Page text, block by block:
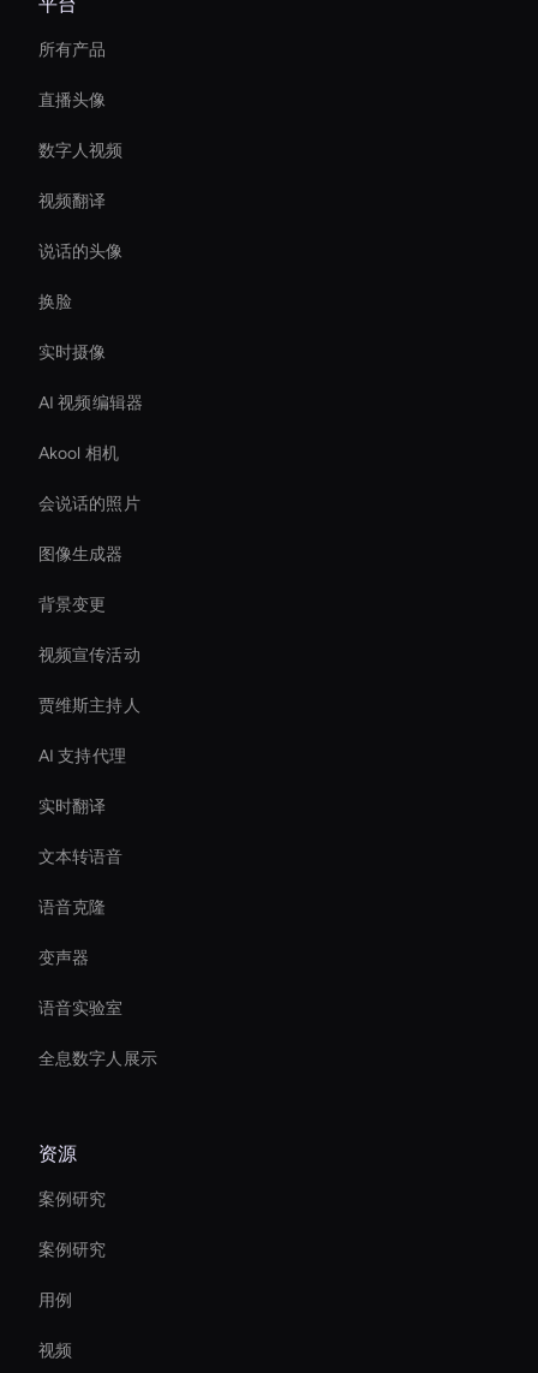
所有产品
直播头像
数字人视频
视频翻译
说话的头像
换脸
实时摄像
AI 视频编辑器
Akool 相机
会说话的照片
图像生成器
背景变更
视频宣传活动
贾维斯主持人
AI 支持代理
实时翻译
文本转语音
语音克隆
变声器
语音实验室
全息数字人展示
资源
案例研究
案例研究
用例
视频